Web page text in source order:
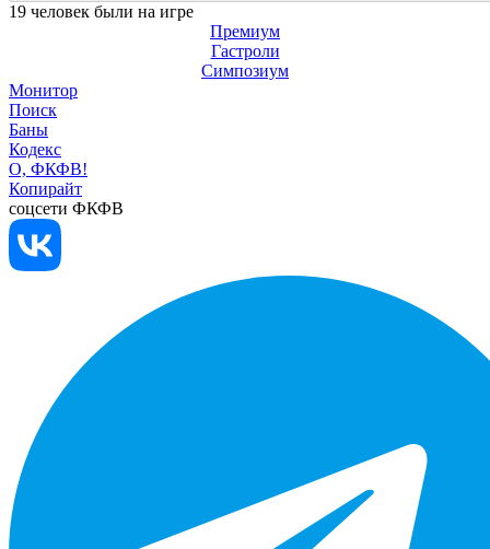
19 человек были на игре
Премиум
Гастроли
Симпозиум
Монитор
Поиск
Баны
Кодекс
О, ФКФВ!
Копирайт
соцсети ФКФВ